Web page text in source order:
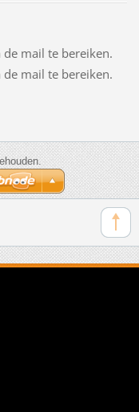
mail te bereiken.
mail te bereiken.